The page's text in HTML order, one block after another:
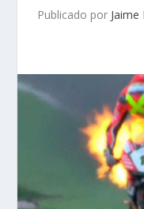
Publicado por Jaime